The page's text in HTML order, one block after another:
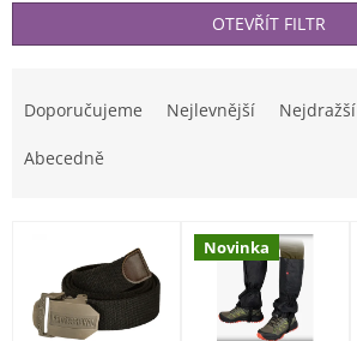
OTEVŘÍT FILTR
Doporučujeme Nejlevnější Nejdražší
Abecedně
Novinka